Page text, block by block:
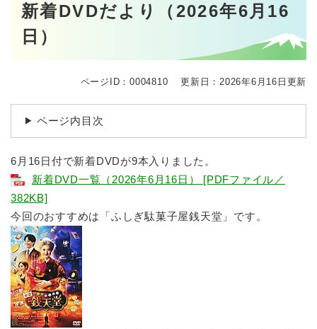
文新着DVDだより（2026年6月16
日）
ページID：0004810 更新日：2026年6月16日更新
ページ内目次
6月16日付で新着DVDが9本入りました。
新着DVD一覧（2026年6月16日） [PDFファイル／
382KB]
今回のおすすめは「ふしぎ駄菓子屋銭天堂」です。